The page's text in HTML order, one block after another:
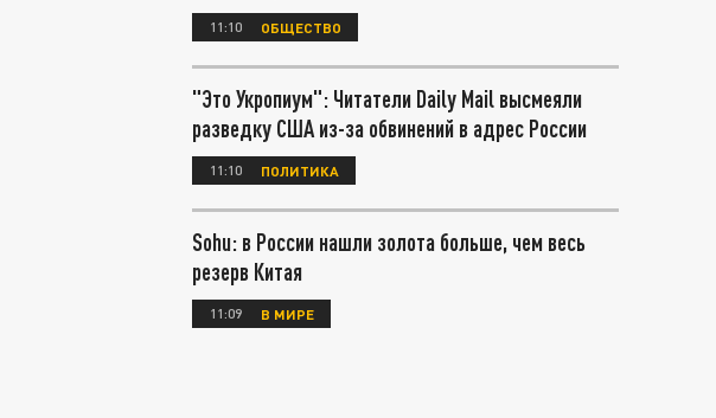
11:10 ОБЩЕСТВО
"Это Укропиум": Читатели Daily Mail высмеяли
разведку США из-за обвинений в адрес России
11:10 ПОЛИТИКА
Sohu: в России нашли золота больше, чем весь
резерв Китая
11:09 В МИРЕ